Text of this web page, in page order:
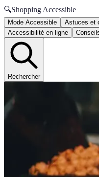
🔍Shopping Accessible
Mode Accessible Astuces et
Accessibilité en ligne
Rechercher